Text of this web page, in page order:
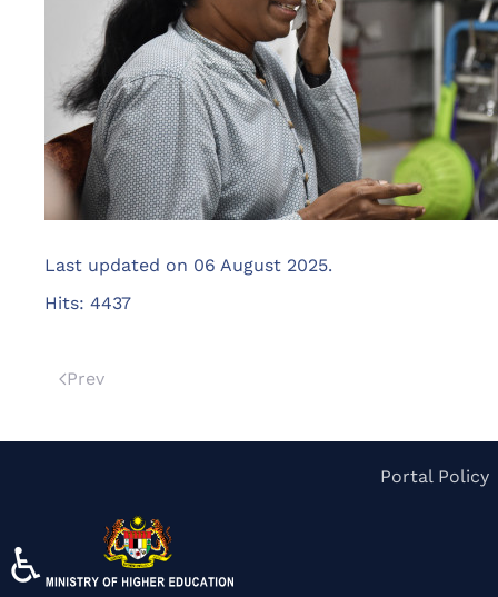
Last updated on 06 August 2025.
Hits: 4437
Prev
Portal Policy